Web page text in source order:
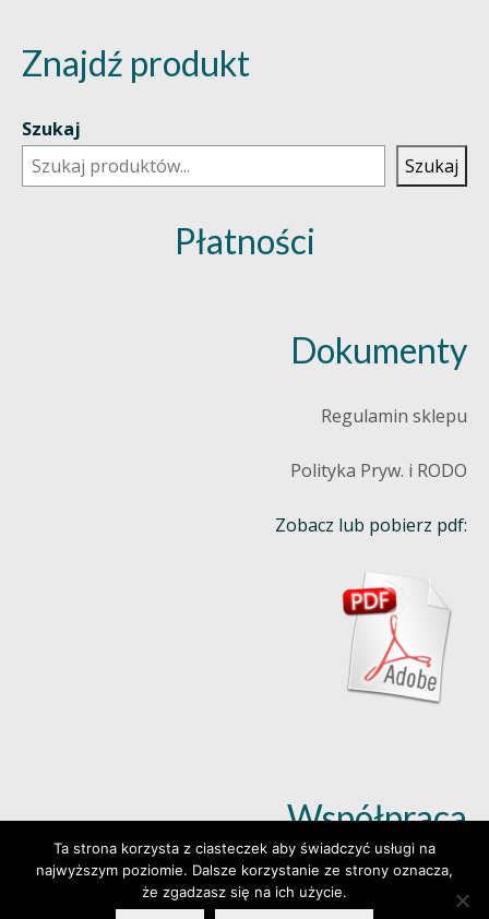
Znajdź produkt
Szukaj
Szukaj
Płatności
Dokumenty
Regulamin sklepu
Polityka Pryw. i RODO
Zobacz lub pobierz pdf:
Współpraca
Dowiedz się więcej (klik)
Ta strona korzysta z ciasteczek aby świadczyć usługi na
najwyższym poziomie. Dalsze korzystanie ze strony oznacza,
że zgadzasz się na ich użycie.